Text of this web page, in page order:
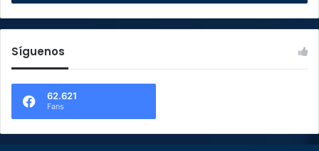
Síguenos
62.621
Fans